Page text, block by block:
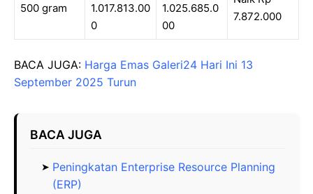
500 gram
1.017.813.00
0
1.025.685.0
00
7.872.000
BACA JUGA: Harga Emas Galeri24 Hari Ini 13
September 2025 Turun
BACA JUGA
Peningkatan Enterprise Resource Planning
(ERP)